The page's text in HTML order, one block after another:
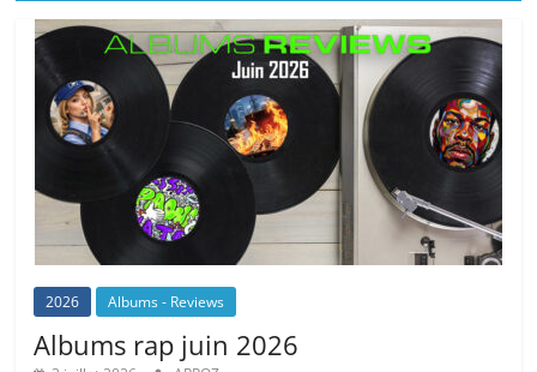
2026 Albums - Reviews
Albums rap juin 2026